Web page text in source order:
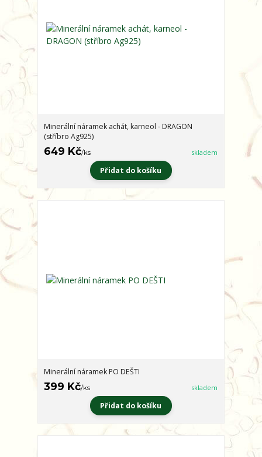
Minerální náramek achát, karneol - DRAGON
(stříbro Ag925)
649 Kč/ks skladem
Přidat do košíku
Minerální náramek PO DEŠTI
399 Kč/ks skladem
Přidat do košíku